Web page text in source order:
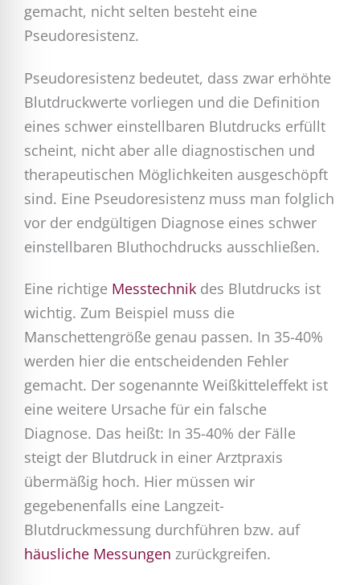
gemacht, nicht selten besteht eine
Pseudoresistenz.
Pseudoresistenz bedeutet, dass zwar erhöhte
Blutdruckwerte vorliegen und die Definition
eines schwer einstellbaren Blutdrucks erfüllt
scheint, nicht aber alle diagnostischen und
therapeutischen Möglichkeiten ausgeschöpft
sind. Eine Pseudoresistenz muss man folglich
vor der endgültigen Diagnose eines schwer
einstellbaren Bluthochdrucks ausschließen.
Eine richtige Messtechnik des Blutdrucks ist
wichtig. Zum Beispiel muss die
Manschettengröße genau passen. In 35-40%
werden hier die entscheidenden Fehler
gemacht. Der sogenannte Weißkitteleffekt ist
eine weitere Ursache für ein falsche
Diagnose. Das heißt: In 35-40% der Fälle
steigt der Blutdruck in einer Arztpraxis
übermäßig hoch. Hier müssen wir
gegebenenfalls eine Langzeit-
Blutdruckmessung durchführen bzw. auf
häusliche Messungen zurückgreifen.